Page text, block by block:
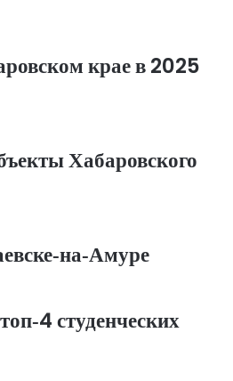
крае в 2025
Хабаровского
студенческих